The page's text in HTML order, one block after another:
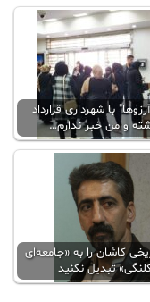
با شهرداری قرارداد
و من خبر ندارم…
کاشان را به «جامعه‌ای
تبدیل نکنید